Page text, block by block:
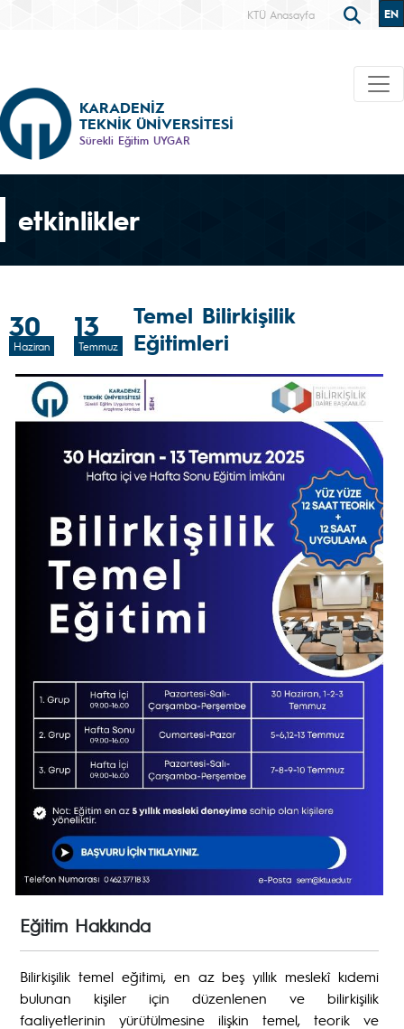
KTÜ Anasayfa EN
KARADENİZ
TEKNİK ÜNİVERSİTESİ
Sürekli Eğitim UYGAR
etkinlikler
30
Haziran
13
Temmuz
Temel Bilirkişilik
Eğitimleri
Eğitim Hakkında
Bilirkişilik temel eğitimi, en az beş yıllık meslekî kıdemi
bulunan kişiler için düzenlenen ve bilirkişilik
faaliyetlerinin yürütülmesine ilişkin temel, teorik ve